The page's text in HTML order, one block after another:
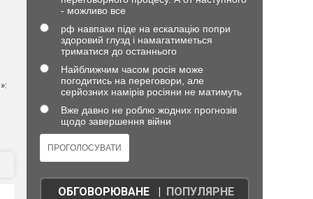
- можливо все
рф навпаки піде на ескалацію попри
здоровий глузд і намагатиметься
триматися до останнього
Найближчим часом росія може
погодитись на переговори, але
серйозних намірів росіяни не матимуть
Вже давно не роблю жодних прогнозів
щодо завершення війни
ОБГОВОРЮВАНЕ| ПОПУЛЯРНЕ